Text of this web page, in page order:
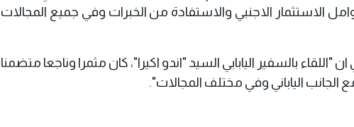
الاستثمار الاجنبي والاستفادة من الخبرات وفي جميع المجالات
بالسفير اليابابي السيد "اندو اكيرا"، كان مثمرا وناجعا متضمنا
الياباني وفي مختلف المجالات".